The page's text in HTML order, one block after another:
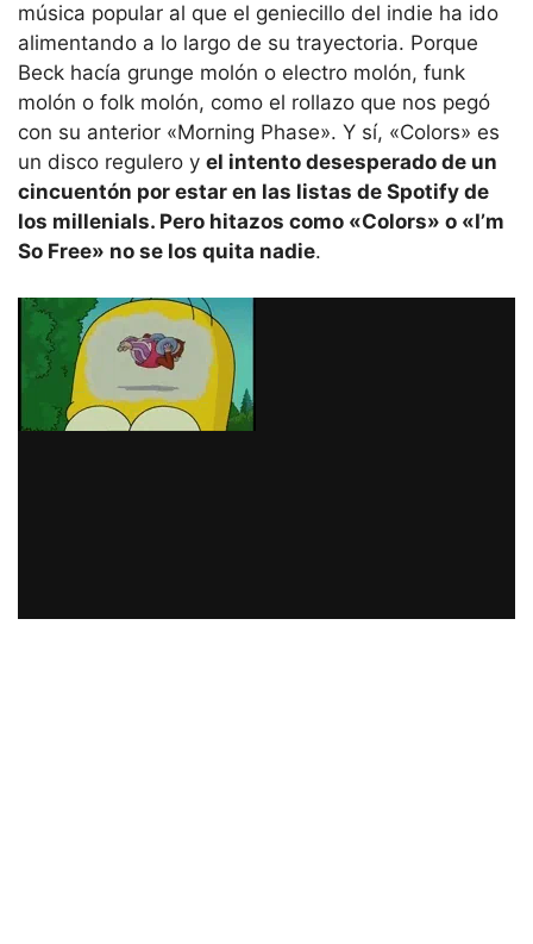
música popular al que el geniecillo del indie ha ido
alimentando a lo largo de su trayectoria. Porque
Beck hacía grunge molón o electro molón, funk
molón o folk molón, como el rollazo que nos pegó
con su anterior «Morning Phase». Y sí, «Colors» es
un disco regulero y el intento desesperado de un
cincuentón por estar en las listas de Spotify de
los millenials. Pero hitazos como «Colors» o «I’m
So Free» no se los quita nadie.